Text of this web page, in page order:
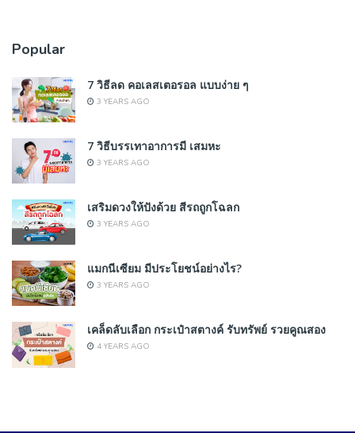
Popular
7 วิธีลด คอเลสเตอรอล แบบง่าย ๆ
3 YEARS AGO
7 วิธีบรรเทาอาการมี เสมหะ
3 YEARS AGO
เสริมดวงให้ปังด้วย สีรถถูกโฉลก
3 YEARS AGO
แมกนีเซียม มีประโยชน์อย่างไร?
3 YEARS AGO
เคล็ดลับเลือก กระเป๋าสตางค์ รับทรัพย์ รวยคูณสอง
4 YEARS AGO